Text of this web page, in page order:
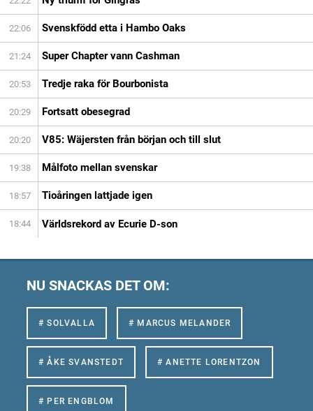
22:06 Svenskfödd etta i Hambo Oaks
21:24 Super Chapter vann Cashman
20:53 Tredje raka för Bourbonista
20:29 Fortsatt obesegrad
20:20 V85: Wäjersten från början och till slut
19:38 Målfoto mellan svenskar
18:57 Tioåringen lattjade igen
18:44 Världsrekord av Ecurie D-son
NU SNACKAS DET OM:
# SOLVALLA # MARCUS MELANDER
# ÅKE SVANSTEDT # ANETTE LORENTZON
# PER ENGBLOM